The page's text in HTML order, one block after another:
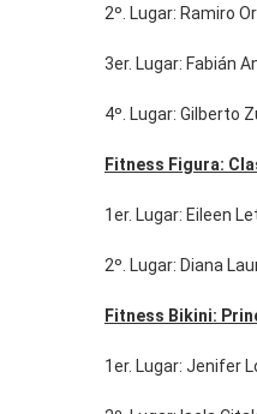
2º. Lugar: Ramiro
3er. Lugar: Fabián
4º. Lugar: Gilberto
Fitness Figura:
1er. Lugar: Eileen
2º. Lugar: Diana
Fitness Bikini:
1er. Lugar: Jenifer